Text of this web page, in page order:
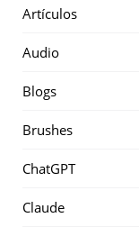
Artículos
Audio
Blogs
Brushes
ChatGPT
Claude